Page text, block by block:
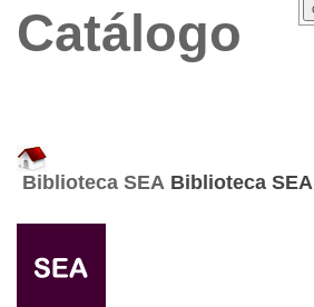
Catálogo
Biblioteca SEA Biblioteca SEA